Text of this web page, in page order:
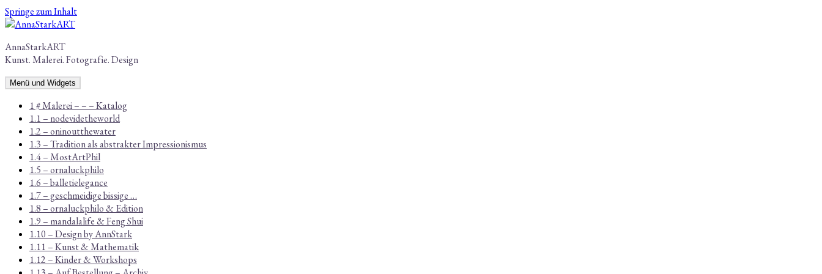
Springe zum Inhalt
AnnaStarkART
Kunst. Malerei. Fotografie. Design
Menü und Widgets
1 # Malerei – – – Katalog
1.1 – nodevidetheworld
1.2 – oninoutthewater
1.3 – Tradition als abstrakter Impressionismus
1.4 – MostArtPhil
1.5 – ornaluckphilo
1.6 – balletielegance
1.7 – geschmeidige bissige …
1.8 – ornaluckphilo & Edition
1.9 – mandalalife & Feng Shui
1.10 – Design by AnnStark
1.11 – Kunst & Mathematik
1.12 – Kinder & Workshops